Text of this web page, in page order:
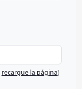
recargue la página)